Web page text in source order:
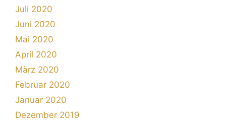
Juli 2020
Juni 2020
Mai 2020
April 2020
März 2020
Februar 2020
Januar 2020
Dezember 2019